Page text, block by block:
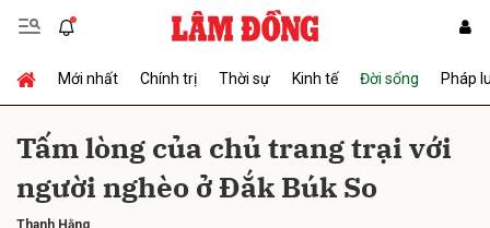
Mới nhất Chính trị Thời sự Kinh tế Đời sống Pháp
Tấm lòng của chủ trang trại với
người nghèo ở Đắk Búk So
Thanh Hằng
Gửi bình luận